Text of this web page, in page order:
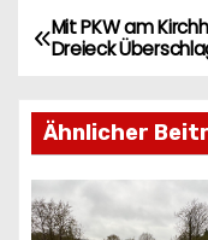
B
i
t
Mit PKW am
Dreieck
Ähnlicher